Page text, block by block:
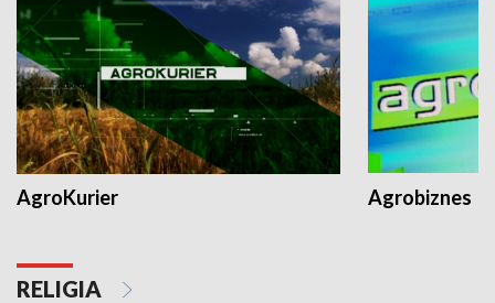
AgroKurier Agrobiznes
RELIGIA